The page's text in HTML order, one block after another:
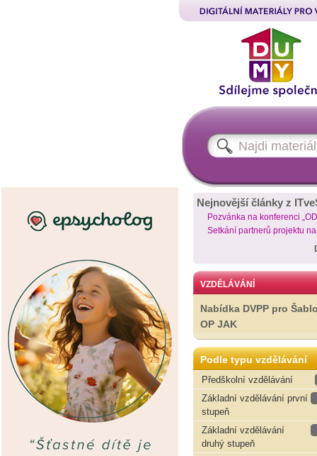
Nejnovější články z
Pozvánka na konferenci
Setkání partnerů projektu
VZDĚLÁVÁNÍ
Nabídka DVPP pro
OP JAK
Podle typu vzdělávání
Předškolní vzdělávání
Základní vzdělávání první
stupeň
Základní vzdělávání
druhý stupeň